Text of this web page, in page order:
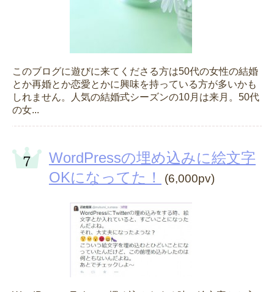
このブログに遊びに来てくださる方は50代の女性の結婚
とか再婚とか恋愛とかに興味を持っている方が多いかも
しれません。人気の結婚式シーズンの10月は来月。50代
の女...
WordPressの埋め込みに絵文字
OKになってた！
(6,000pv)